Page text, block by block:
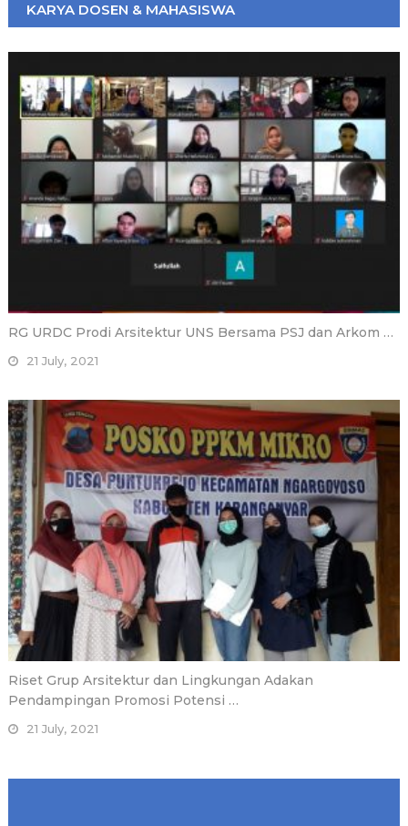
KARYA DOSEN & MAHASISWA
RG URDC Prodi Arsitektur UNS Bersama PSJ dan Arkom …
21 July, 2021
Riset Grup Arsitektur dan Lingkungan Adakan
Pendampingan Promosi Potensi …
21 July, 2021